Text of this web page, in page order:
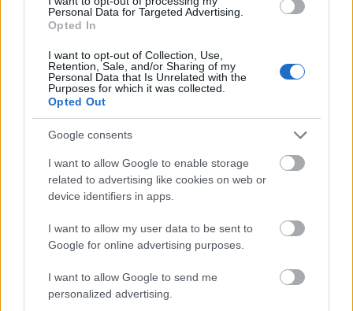
Personal Data for Targeted Advertising.
Opted In
I want to opt-out of Collection, Use,
Retention, Sale, and/or Sharing of my
Personal Data that Is Unrelated with the
Purposes for which it was collected.
Opted Out
Google consents
I want to allow Google to enable storage
related to advertising like cookies on web or
device identifiers in apps.
I want to allow my user data to be sent to
Google for online advertising purposes.
I want to allow Google to send me
personalized advertising.
karrierjének negyedik évtizedében járó veterán zenekar 16
éve nem játszott Magyarországon, így indokoltnak tűnik
áttekinteni velük kapcsolatban pár alapvető dolgot.
tovább
Tíz dolog, amit tudni kell Indiana Jones-ról
2008. 11. 08.|DUÁ